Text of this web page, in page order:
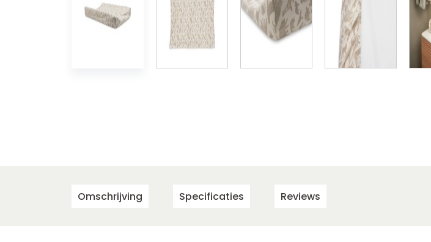
Omschrijving Specificaties Reviews